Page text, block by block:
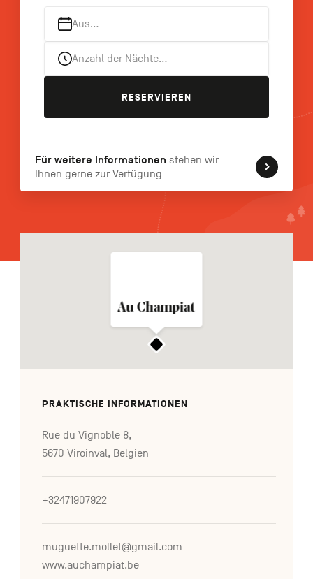
Navigation
Aus…
Anzahl der Nächte…
RESERVIEREN
Für weitere Informationen stehen wir
Ihnen gerne zur Verfügung
Au Champiat
PRAKTISCHE INFORMATIONEN
Rue du Vignoble 8,
5670 Viroinval, Belgien
+32471907922
muguette.mollet@gmail.com
www.auchampiat.be